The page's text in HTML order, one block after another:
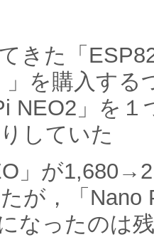
きた「
」を購入する
NEO2」を
していた
」が
が，「Nano
なったのは